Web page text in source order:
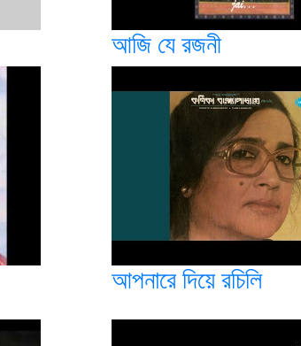
আজি যে রজনী
আপনারে দিয়ে রচিলি